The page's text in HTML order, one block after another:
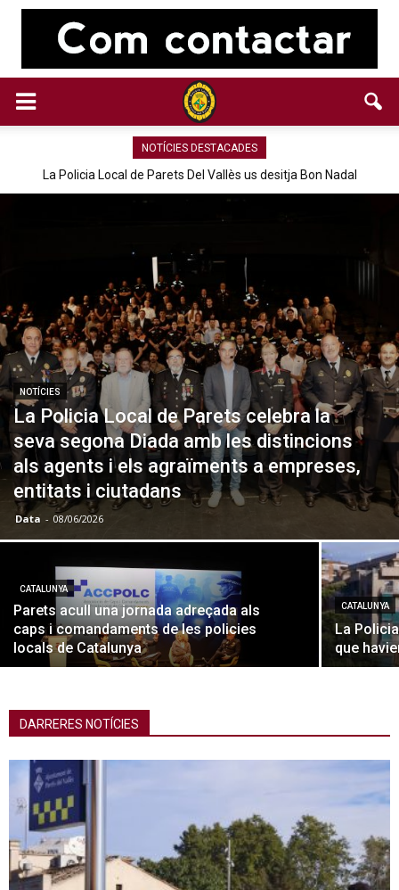
NOTÍCIES DESTACADES
La Policia Local de Parets Del Vallès us desitja Bon Nadal
NOTÍCIES
La Policia Local de Parets celebra la
seva segona Diada amb les distincions
als agents i els agraïments a empreses,
entitats i ciutadans
Data - 08/06/2026
CATALUNYA
Parets acull una jornada adreçada als
caps i comandaments de les policies
locals de Catalunya
CATALUNYA
La
que
DARRERES NOTÍCIES